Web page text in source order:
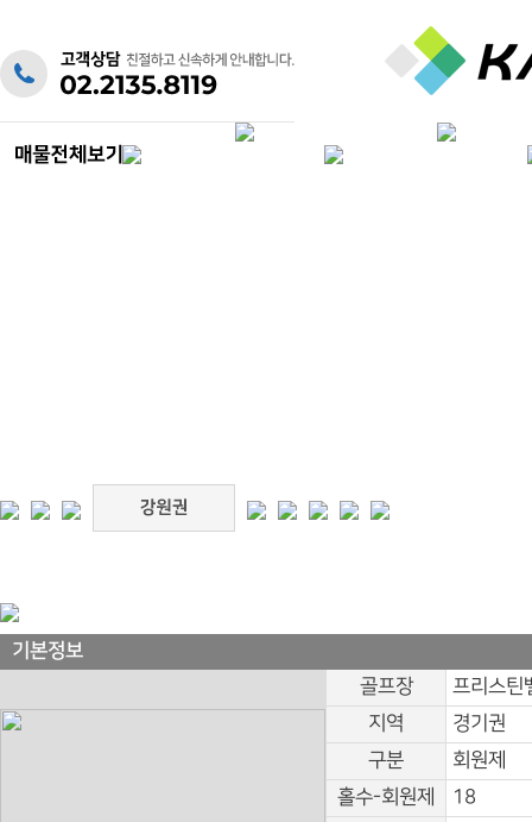
기본정보
골프장
프리스틴
지역
경기권
구분
회원제
홀수-회원제
18